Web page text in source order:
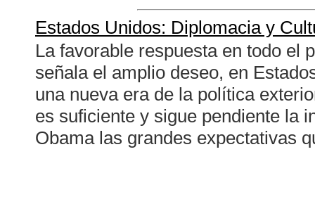
Estados Unidos: Diplomacia y
La favorable respuesta en todo el
señala el amplio deseo, en
una nueva era de la política
es suficiente y sigue pendiente la
Obama las grandes expectativas